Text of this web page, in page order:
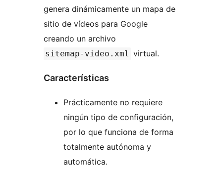
genera dinámicamente un mapa de
sitio de vídeos para Google
creando un archivo
sitemap-video.xml virtual.
Características
Prácticamente no requiere
ningún tipo de configuración,
por lo que funciona de forma
totalmente autónoma y
automática.